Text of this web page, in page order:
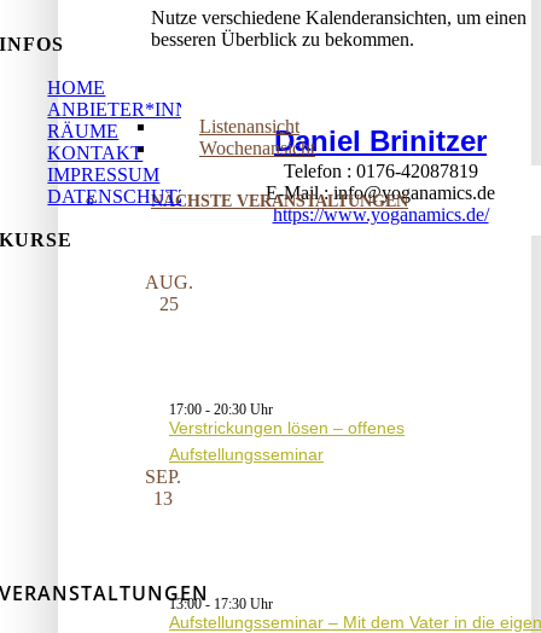
Nutze verschiedene Kalenderansichten, um einen
besseren Überblick zu bekommen.
Listenansicht
Wochenansicht
NÄCHSTE VERANSTALTUNGEN
AUG.
25
17:00 - 20:30
Verstrickungen lösen – offenes
Aufstellungsseminar
SEP.
13
13:00- 17:30
Aufstellungsseminar – Mit dem Vater in die
Daniel Brinitzer
Telefon
0176-42087819
E-Mail info@yoganamics.de
https://www.yoganamics.de/
INFOS
HOME
ANBIETER*INNEN
RÄUME
KONTAKT
IMPRESSUM
DATENSCHUTZ
KURSE
VERANSTALTUNGEN